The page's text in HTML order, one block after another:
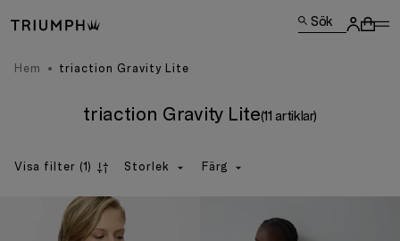
Sök
Hem triaction Gravity Lite
triaction Gravity Lite(11 artiklar)
Visa filter (1) Storlek Färg